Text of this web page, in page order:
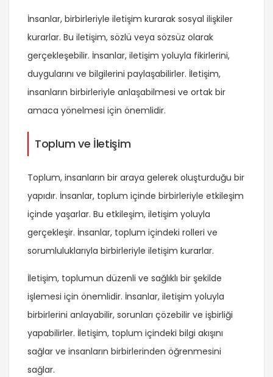
İnsanlar, birbirleriyle iletişim kurarak sosyal ilişkiler
kurarlar. Bu iletişim, sözlü veya sözsüz olarak
gerçekleşebilir. İnsanlar, iletişim yoluyla fikirlerini,
duygularını ve bilgilerini paylaşabilirler. İletişim,
insanların birbirleriyle anlaşabilmesi ve ortak bir
amaca yönelmesi için önemlidir.
Toplum ve İletişim
Toplum, insanların bir araya gelerek oluşturduğu bir
yapıdır. İnsanlar, toplum içinde birbirleriyle etkileşim
içinde yaşarlar. Bu etkileşim, iletişim yoluyla
gerçekleşir. İnsanlar, toplum içindeki rolleri ve
sorumluluklarıyla birbirleriyle iletişim kurarlar.
İletişim, toplumun düzenli ve sağlıklı bir şekilde
işlemesi için önemlidir. İnsanlar, iletişim yoluyla
birbirlerini anlayabilir, sorunları çözebilir ve işbirliği
yapabilirler. İletişim, toplum içindeki bilgi akışını
sağlar ve insanların birbirlerinden öğrenmesini
sağlar.